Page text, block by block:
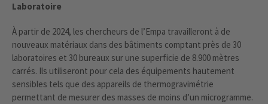
Laboratoire
À partir de 2024, les chercheurs de l’Empa travailleront à de
nouveaux matériaux dans des bâtiments comptant près de 30
laboratoires et 30 bureaux sur une superficie de 8.900 mètres
carrés. Ils utiliseront pour cela des équipements hautement
sensibles tels que des appareils de thermogravimétrie
permettant de mesurer des masses de moins d’un microgramme.